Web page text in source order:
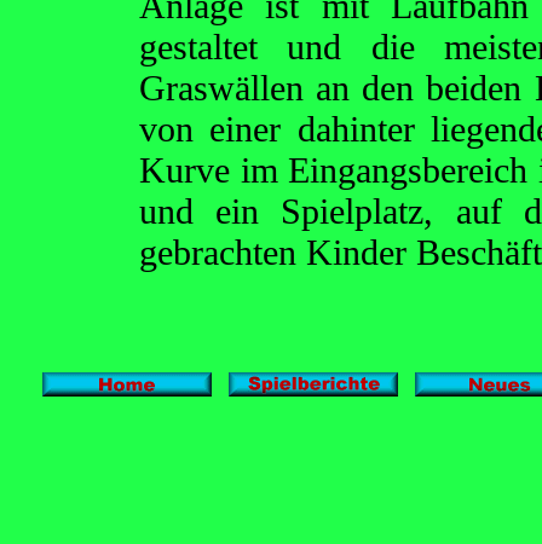
gestaltet und die
Graswällen an den beiden
von einer dahinter
Kurve im Eingangsbereich
und ein Spielplatz, auf
gebrachten Kinder